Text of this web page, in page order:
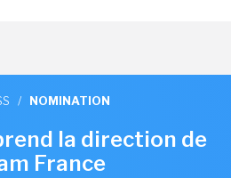
/ NOMINATION
la direction de
France